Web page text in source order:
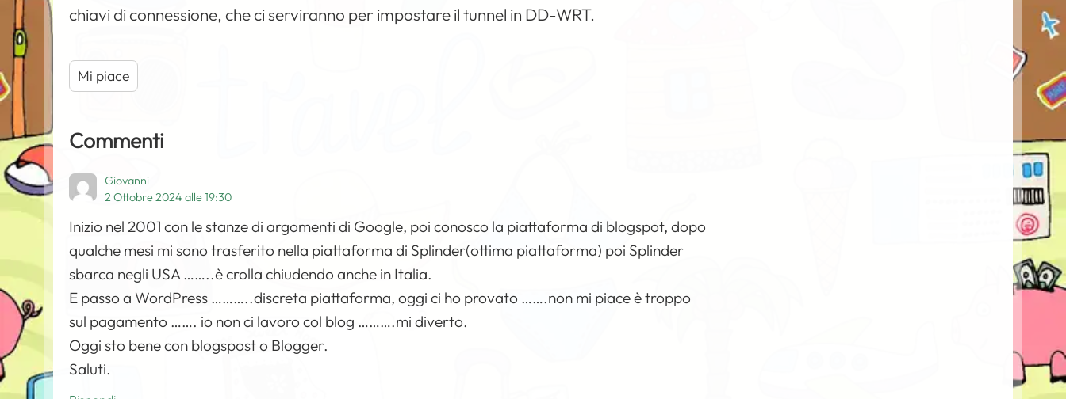
chiavi di connessione, che ci serviranno per impostare il tunnel in DD-WRT.
Mi piace
Commenti
Giovanni
2 Ottobre 2024 alle 19:30
Inizio nel 2001 con le stanze di argomenti di Google, poi conosco la piattaforma di blogspot, dopo
qualche mesi mi sono trasferito nella piattaforma di Splinder(ottima piattaforma) poi Splinder
sbarca negli USA ……..è crolla chiudendo anche in Italia.
E passo a WordPress ………..discreta piattaforma, oggi ci ho provato …….non mi piace è troppo
sul pagamento ……. io non ci lavoro col blog ……….mi diverto.
Oggi sto bene con blogspost o Blogger.
Saluti.